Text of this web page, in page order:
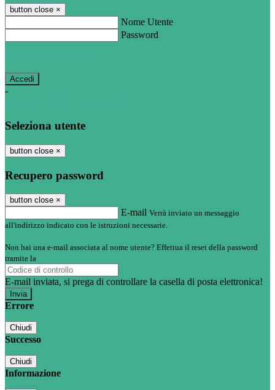
button close ×
Nome Utente
Password
-
Seleziona utente
button close ×
Recupero password
button close ×
E-mail Verrà inviato un messaggio
all'indirizzo indicato con le istruzioni necessarie.
Non hai una e-mail associata al nome utente? Effettua il reset della password
tramite la
E-mail inviata, si prega di controllare la casella di posta elettronica!
Errore
Chiudi
Successo
Chiudi
Informazione